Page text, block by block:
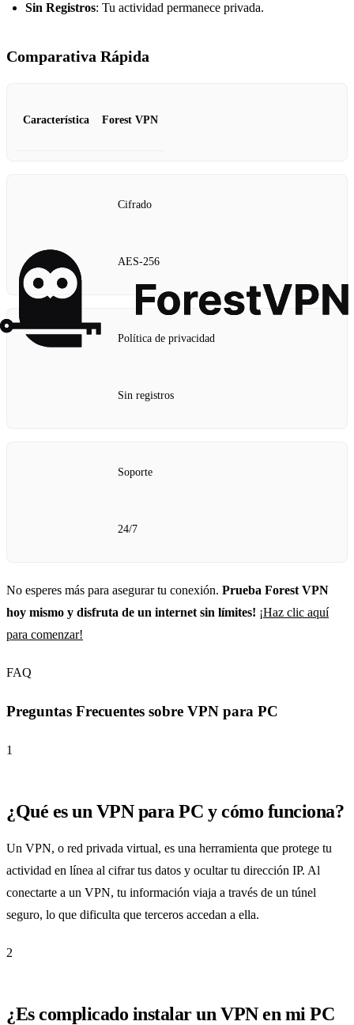
Sin Registros: Tu actividad permanece privada.
Comparativa Rápida
Característica Forest VPN
Cifrado
AES-256
Política de privacidad
Sin registros
Soporte
24/7
No esperes más para asegurar tu conexión. Prueba Forest VPN
hoy mismo y disfruta de un internet sin límites! ¡Haz clic aquí
para comenzar!
FAQ
Preguntas Frecuentes sobre VPN para PC
1
¿Qué es un VPN para PC y cómo funciona?
Un VPN, o red privada virtual, es una herramienta que protege tu
actividad en línea al cifrar tus datos y ocultar tu dirección IP. Al
conectarte a un VPN, tu información viaja a través de un túnel
seguro, lo que dificulta que terceros accedan a ella.
2
¿Es complicado instalar un VPN en mi PC